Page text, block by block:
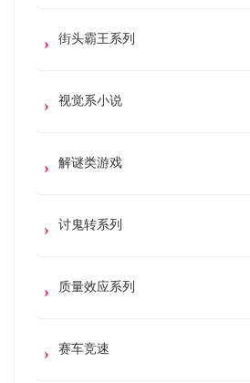
街头霸王系列
视觉系小说
解谜类游戏
讨鬼转系列
质量效应系列
赛车竞速